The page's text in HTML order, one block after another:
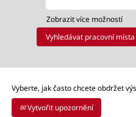
Zobrazit více možností
Vyberte, jak často chcete obdržet
Vytvořit upozornění